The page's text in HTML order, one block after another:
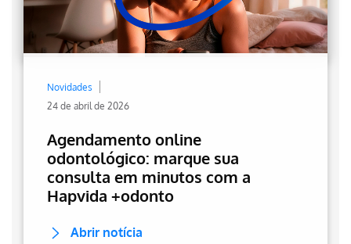
Novidades
24 de abril de 2026
Agendamento online
odontológico: marque sua
consulta em minutos com a
Hapvida +odonto
Abrir notícia